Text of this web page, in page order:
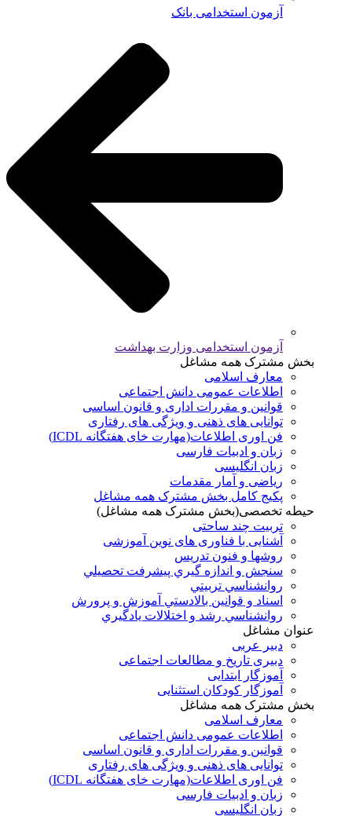
آزمون استخدامی بانک
آزمون استخدامی وزارت بهداشت
بخش مشترک همه مشاغل
معارف اسلامی
اطلاعات عمومی دانش اجتماعی
قوانین و مقررات اداری و قانون اساسی
توانایی های ذهنی و ویژگی های رفتاری
فن اوری اطلاعات(مهارت خای هفتگانه ICDL)
زبان و ادبیات فارسی
زبان انگلیسی
ریاضی و آمار مقدمات
پکیج کامل بخش مشترک همه مشاغل
حیطه تخصصی(بخش مشترک همه مشاغل)
تربیت چند ساحتی
آشنایی با فناوری های نوین آموزشی
روشها و فنون تدريس
سنجش و اندازه گيري پيشرفت تحصيلي
روانشناسي تربيتي
اسناد و قوانين بالادستي آموزش و پرورش
روانشناسي رشد و اختلالات يادگيري
عنوان مشاغل
دبير عربی
دبیری تاریخ و مطالعات اجتماعی
آموزگار ابتدایی
آموزگار کودکان استثنایی
بخش مشترک همه مشاغل
معارف اسلامی
اطلاعات عمومی دانش اجتماعی
قوانین و مقررات اداری و قانون اساسی
توانایی های ذهنی و ویژگی های رفتاری
فن اوری اطلاعات(مهارت خای هفتگانه ICDL)
زبان و ادبیات فارسی
زبان انگلیسی